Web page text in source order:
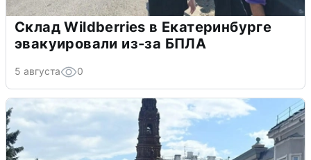
Склад Wildberries в Екатеринбурге
эвакуировали из-за БПЛА
5 августа 0